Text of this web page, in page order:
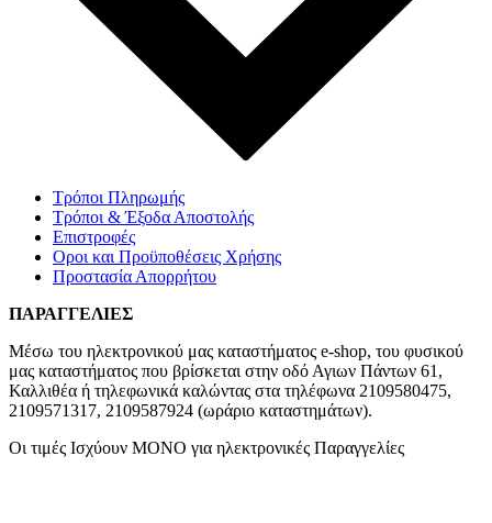
Τρόποι Πληρωμής
Τρόποι & Έξοδα Αποστολής
Επιστροφές
Οροι και Προϋποθέσεις Χρήσης
Προστασία Απορρήτου
ΠΑΡΑΓΓΕΛΙΕΣ
Μέσω του ηλεκτρονικού μας καταστήματος e-shop, του φυσικού
μας καταστήματος που βρίσκεται στην οδό Αγιων Πάντων 61,
Καλλιθέα ή τηλεφωνικά καλώντας στα τηλέφωνα 2109580475,
2109571317, 2109587924 (ωράριο καταστημάτων).
Οι τιμές Ισχύουν ΜΟΝΟ για ηλεκτρονικές Παραγγελίες